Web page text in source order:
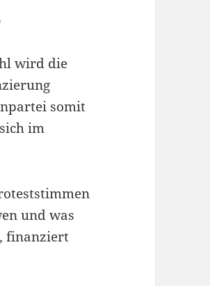
wird die
somit
im
und was
finanziert